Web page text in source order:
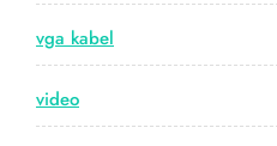
vga kabel
video